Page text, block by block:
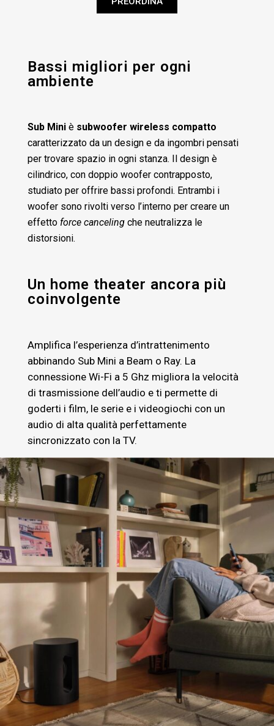
Bassi migliori per ogni
ambiente
Sub Mini è subwoofer wireless compatto
caratterizzato da un design e da ingombri pensati
per trovare spazio in ogni stanza. Il design è
cilindrico, con doppio woofer contrapposto,
studiato per offrire bassi profondi. Entrambi i
woofer sono rivolti verso l’interno per creare un
effetto force canceling che neutralizza le
distorsioni.
Un home theater ancora più
coinvolgente
Amplifica l’esperienza d’intrattenimento
abbinando Sub Mini a Beam o Ray. La
connessione Wi-Fi a 5 Ghz migliora la velocità
di trasmissione dell’audio e ti permette di
goderti i film, le serie e i videogiochi con un
audio di alta qualità perfettamente
sincronizzato con la TV.